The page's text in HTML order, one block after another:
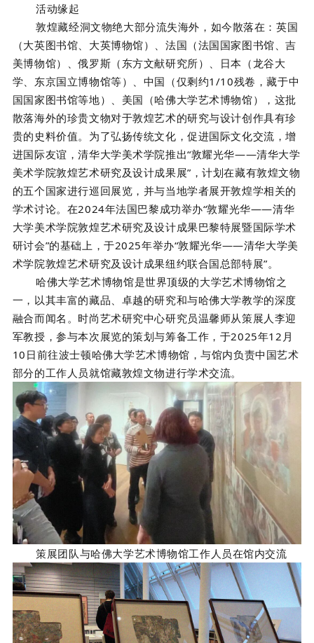
活动缘起
敦煌藏经洞文物绝大部分流失海外，如今散落在：英国
（大英图书馆、大英博物馆）、法国（法国国家图书馆、吉
美博物馆）、俄罗斯（东方文献研究所）、日本（龙谷大
学、东京国立博物馆等）、中国（仅剩约1/10残卷，藏于中
国国家图书馆等地）、美国（哈佛大学艺术博物馆），这批
散落海外的珍贵文物对于敦煌艺术的研究与设计创作具有珍
贵的史料价值。为了弘扬传统文化，促进国际文化交流，增
进国际友谊，清华大学美术学院推出“敦耀光华——清华大学
美术学院敦煌艺术研究及设计成果展”，计划在藏有敦煌文物
的五个国家进行巡回展览，并与当地学者展开敦煌学相关的
学术讨论。在2024年法国巴黎成功举办“敦耀光华——清华
大学美术学院敦煌艺术研究及设计成果巴黎特展暨国际学术
研讨会”的基础上，于2025年举办“敦耀光华——清华大学美
术学院敦煌艺术研究及设计成果纽约联合国总部特展”。
哈佛大学艺术博物馆是世界顶级的大学艺术博物馆之
一，以其丰富的藏品、卓越的研究和与哈佛大学教学的深度
融合而闻名。时尚艺术研究中心研究员温馨师从策展人李迎
军教授，参与本次展览的策划与筹备工作，于2025年12月
10日前往波士顿哈佛大学艺术博物馆，与馆内负责中国艺术
部分的工作人员就馆藏敦煌文物进行学术交流。
策展团队与哈佛大学艺术博物馆工作人员在馆内交流